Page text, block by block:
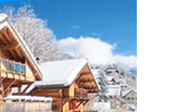
RAQUETTE EN PLEIN MILIEU
DU VERCORS ET DU
!